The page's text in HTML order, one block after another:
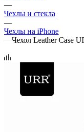
—
Чехлы и стекла
—
Чехлы на iPhone
—Чехол Leather Case